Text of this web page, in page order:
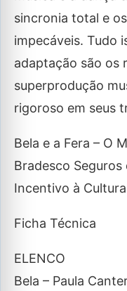
sincronia total e
impecáveis. Tudo
adaptação são os
superprodução
rigoroso em seus
Bela e a Fera – O
Bradesco
Incentivo à
Ficha Técnica
ELENCO
Bela – Paula